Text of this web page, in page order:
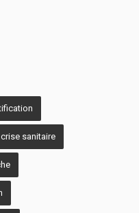
crise sanitaire